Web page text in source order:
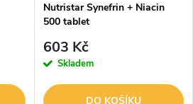
Nutristar Synefrin + Niacin
500 tablet
603 Kč
Skladem
DO KOŠÍKU